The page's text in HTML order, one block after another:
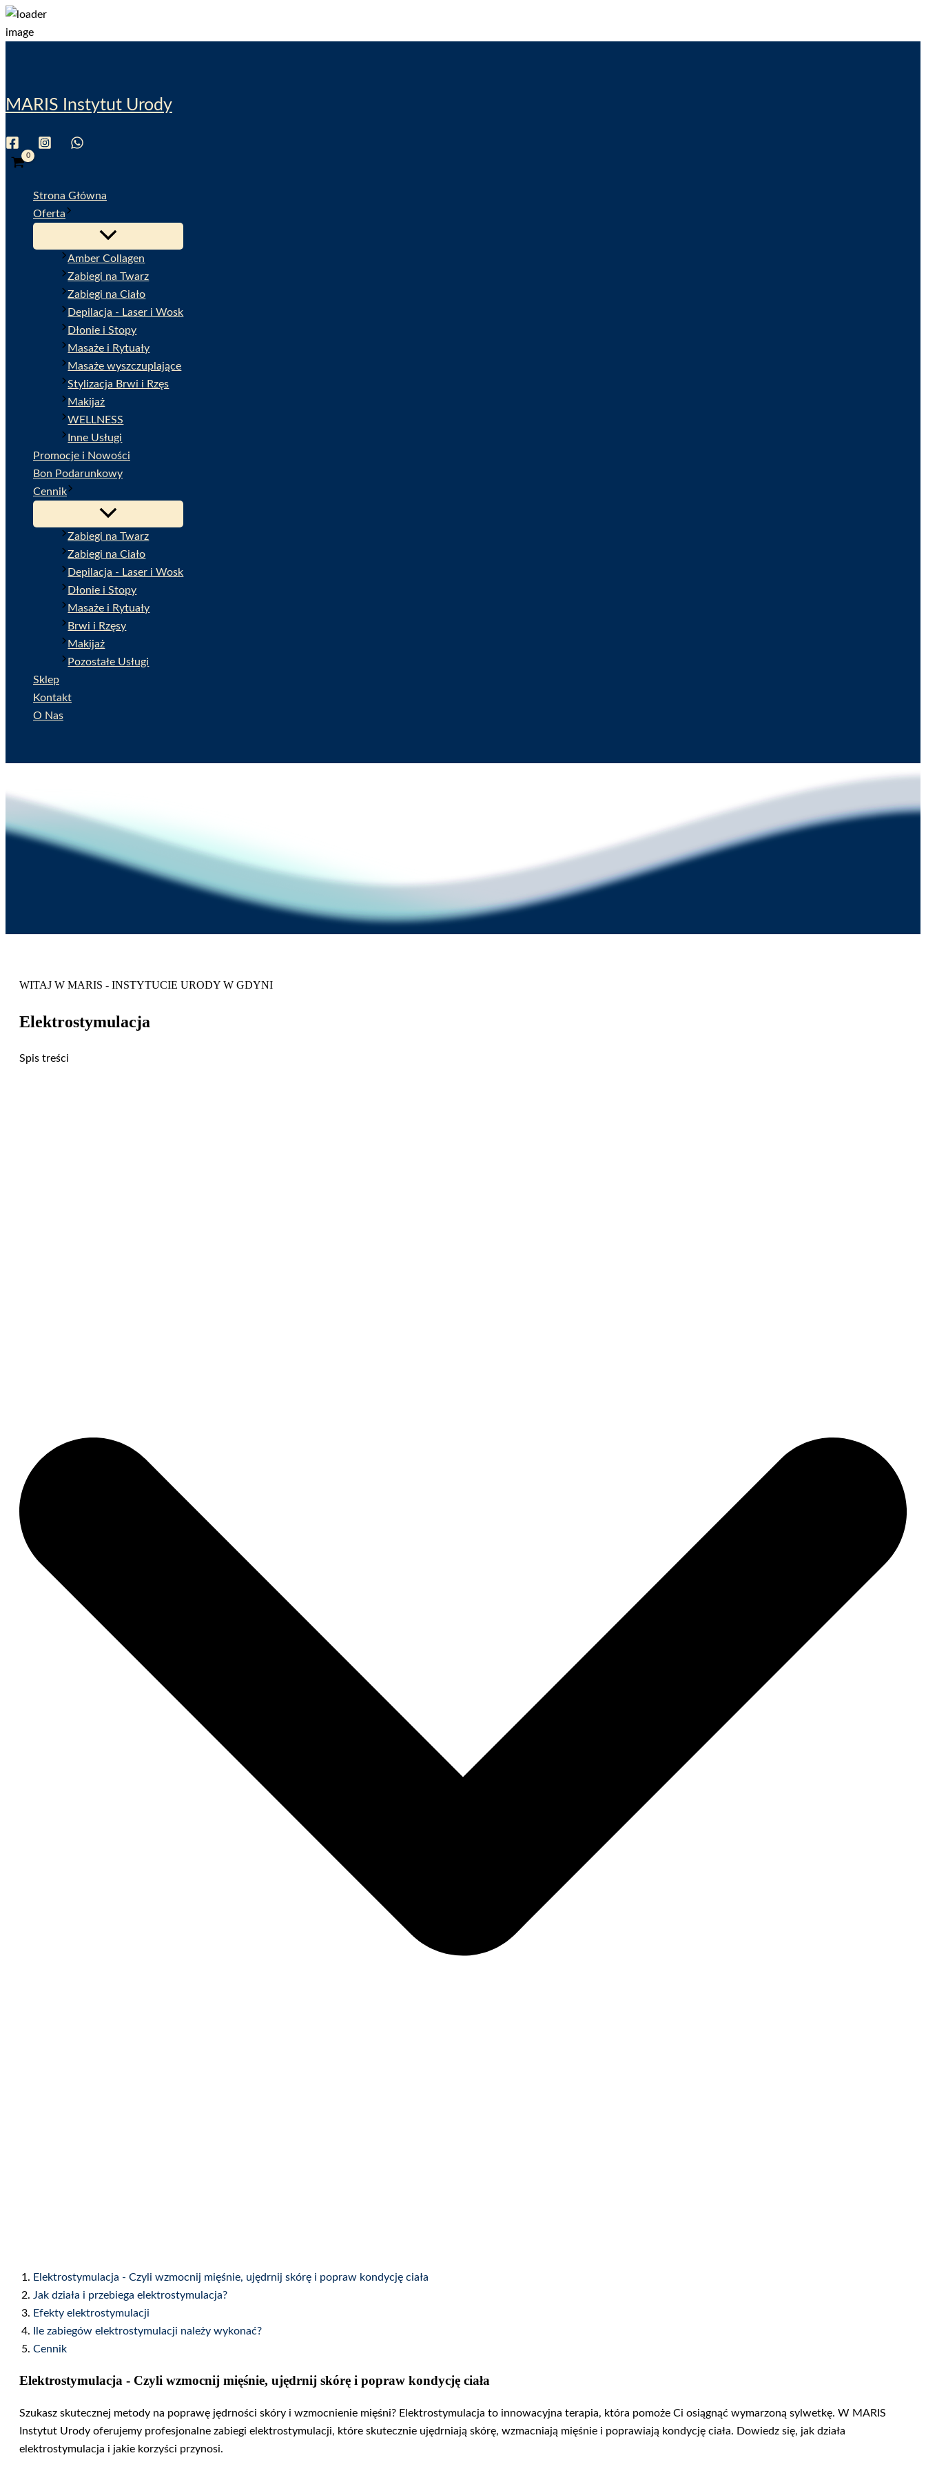
MARIS Instytut Urody
Strona Główna
Oferta
Amber Collagen
Zabiegi na Twarz
Zabiegi na Ciało
Depilacja - Laser i Wosk
Dłonie i Stopy
Masaże i Rytuały
Masaże wyszczuplające
Stylizacja Brwi i Rzęs
Makijaż
WELLNESS
Inne Usługi
Promocje i Nowości
Bon Podarunkowy
Cennik
Zabiegi na Twarz
Zabiegi na Ciało
Depilacja - Laser i Wosk
Dłonie i Stopy
Masaże i Rytuały
Brwi i Rzęsy
Makijaż
Pozostałe Usługi
Sklep
Kontakt
O Nas
WITAJ W MARIS - INSTYTUCIE URODY W GDYNI
Elektrostymulacja
Spis treści
Elektrostymulacja - Czyli wzmocnij mięśnie, ujędrnij skórę i popraw kondycję ciała
Jak działa i przebiega elektrostymulacja?
Efekty elektrostymulacji
Ile zabiegów elektrostymulacji należy wykonać?
Cennik
Elektrostymulacja - Czyli wzmocnij mięśnie, ujędrnij skórę i popraw kondycję ciała
Szukasz skutecznej metody na poprawę jędrności skóry i wzmocnienie mięśni? Elektrostymulacja to innowacyjna terapia, która pomoże Ci osiągnąć wymarzoną sylwetkę. W MARIS
Instytut Urody oferujemy profesjonalne zabiegi elektrostymulacji, które skutecznie ujędrniają skórę, wzmacniają mięśnie i poprawiają kondycję ciała. Dowiedz się, jak działa
elektrostymulacja i jakie korzyści przynosi.